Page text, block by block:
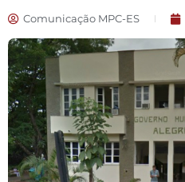
Comunicação MPC-ES